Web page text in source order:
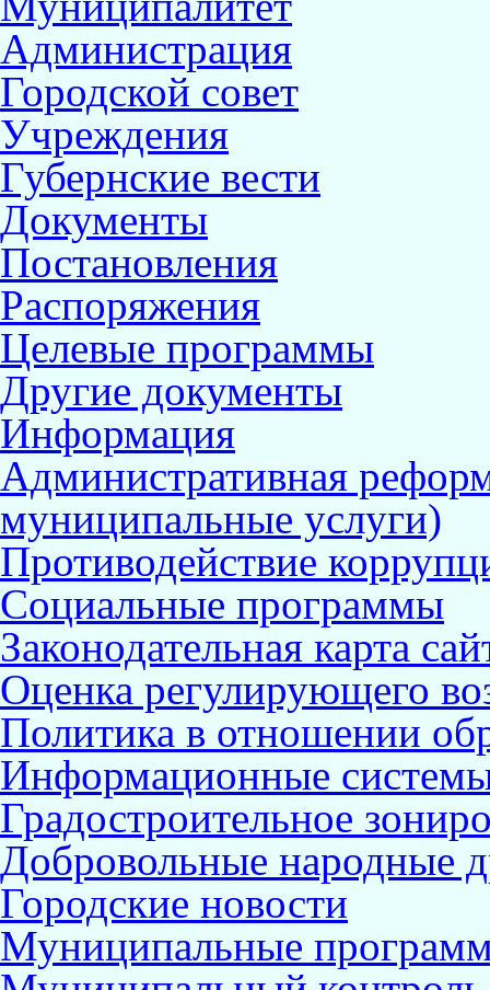
Администрация
Городской совет
Учреждения
Губернские вести
Документы
Постановления
Распоряжения
Целевые программы
Другие документы
Информация
Административная
муниципальные услуги)
Противодействие
Социальные программы
Законодательная карта
Оценка регулирующего
Политика в отношении
Информационные
Градостроительное
Добровольные народные
Городские новости
Муниципальные